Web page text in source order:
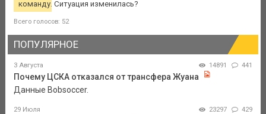
команду. Ситуация изменилась?
Всего голосов: 52
ПОПУЛЯРНОЕ
3 Августа 14891 441
Почему ЦСКА отказался от трансфера Жуана
Данные Bobsoccer.
29 Июля 23297 429